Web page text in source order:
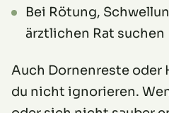
Bei Rötung,
ärztlichen Rat suchen
Auch Dornenreste
du nicht ignorieren.